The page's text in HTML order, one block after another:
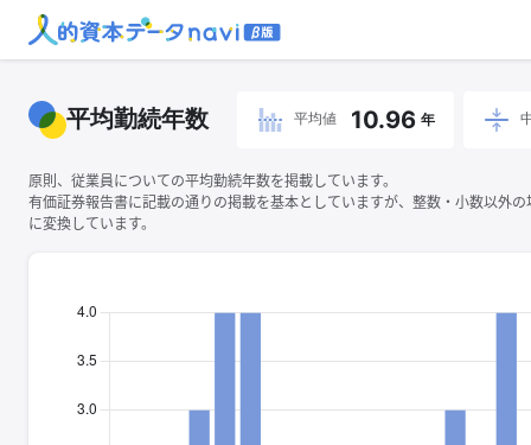
平均勤続年数 平均値 10.96 年
原則、従業員についての平均勤続年数を掲載しています。
有価証券報告書に記載の通りの掲載を基本としていますが、整数・小数以外
に変換しています。